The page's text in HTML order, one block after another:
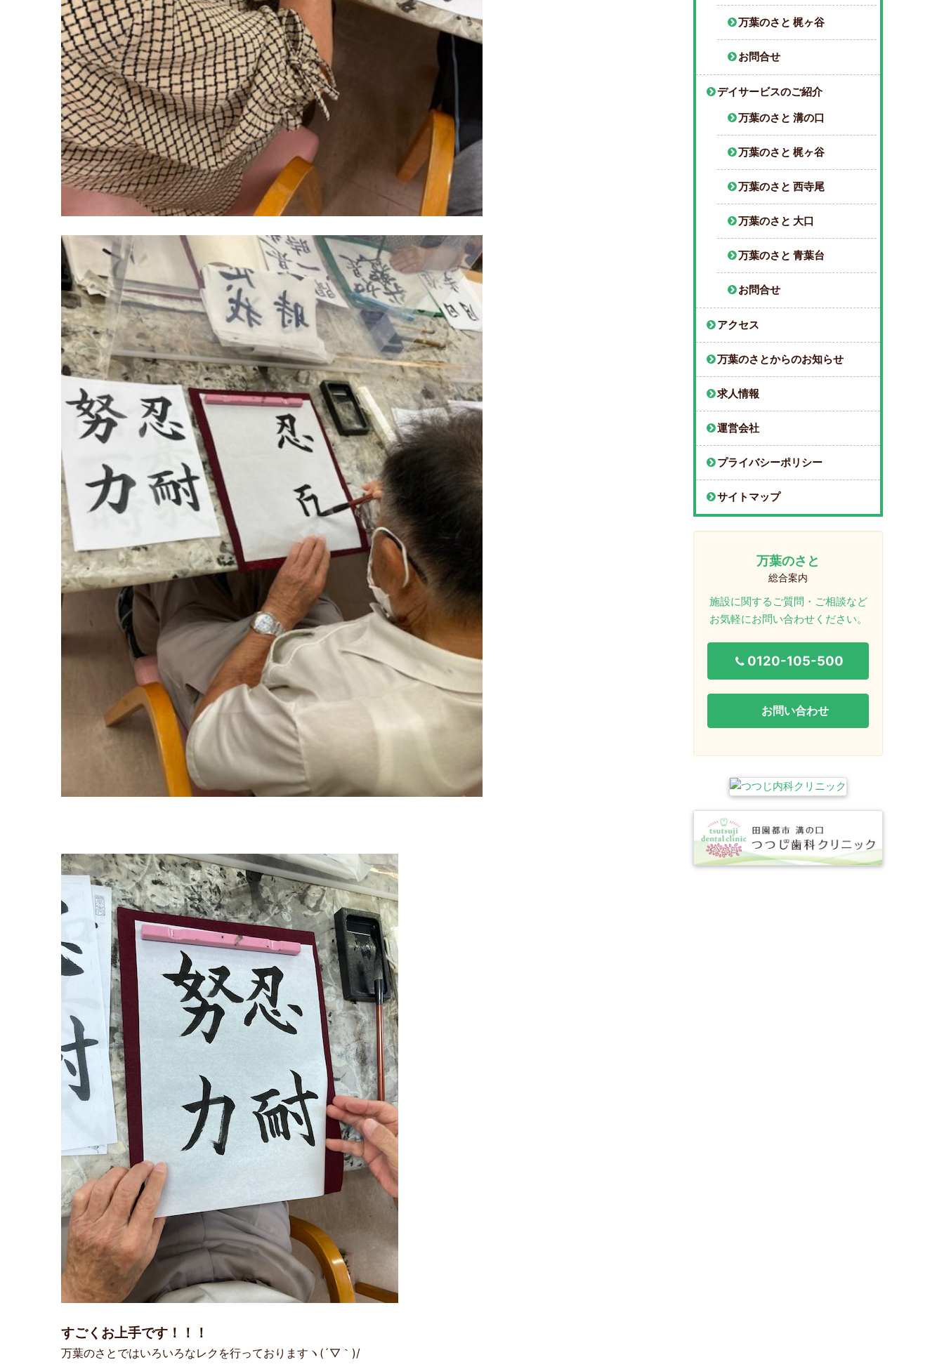
すごくお上手です！！！
万葉のさとではいろいろなレクを行っておりますヽ(´▽｀)/
万葉のさと 梶ヶ谷
お問合せ
デイサービスのご紹介
万葉のさと 溝の口
万葉のさと 梶ヶ谷
万葉のさと 西寺尾
万葉のさと 大口
万葉のさと 青葉台
お問合せ
アクセス
万葉のさとからのお知らせ
求人情報
運営会社
プライバシーポリシー
サイトマップ
万葉のさと
総合案内
施設に関するご質問・ご相談など
お気軽にお問い合わせください。
0120-105-500
お問い合わせ